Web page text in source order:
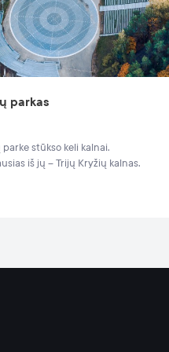
parkas
parke stūkso keli kalnai.
iš jų – Trijų Kryžių kalnas.